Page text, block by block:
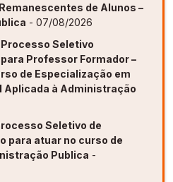
de Alunos –
- 07/08/2026
Seletivo
Professor Formador –
de Especialização em
à Administração
Seletivo de
para atuar no curso de
Publica -